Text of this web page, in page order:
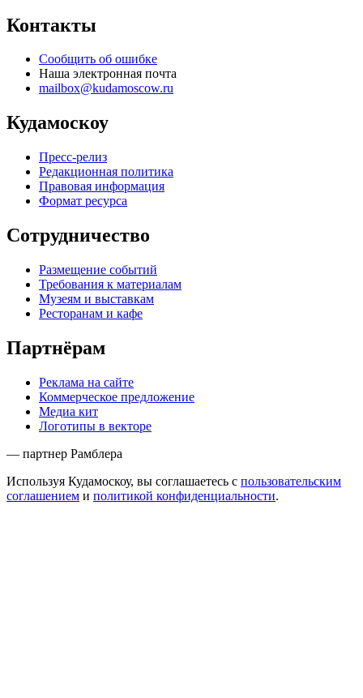
Контакты
Сообщить об ошибке
Наша электронная почта
mailbox@kudamoscow.ru
Кудамоскоу
Пресс-релиз
Редакционная политика
Правовая информация
Формат ресурса
Сотрудничество
Размещение событий
Требования к материалам
Музеям и выставкам
Ресторанам и кафе
Партнёрам
Реклама на сайте
Коммерческое предложение
Медиа кит
Логотипы в векторе
— партнер Рамблера
Используя Кудамоскоу, вы соглашаетесь с пользовательским
соглашением и политикой конфиденциальности.